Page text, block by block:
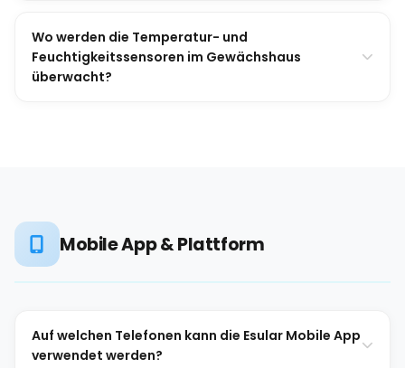
Wo werden die Temperatur- und
Feuchtigkeitssensoren im Gewächshaus
überwacht?
Mobile App & Plattform
Auf welchen Telefonen kann die Esular Mobile App
verwendet werden?